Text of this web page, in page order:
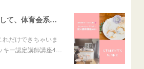
（レポ）見た目に反して、体育会系な回（笑）
だけできちゃいま
ー認定講師講座4…